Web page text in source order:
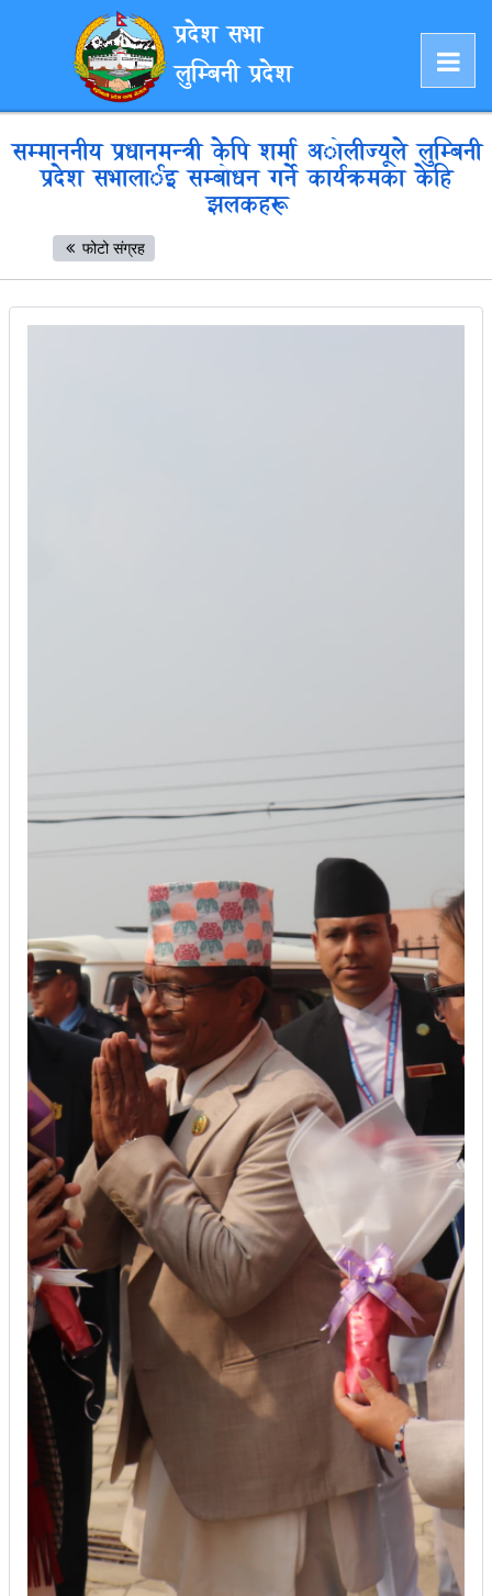
प्रदेश सभा
लुम्बिनी प्रदेश
सम्माननीय प्रधानमन्त्री केपि शर्मा अोलीज्यूले लुम्बिनी
प्रदेश सभालार्इ सम्बोधन गर्ने कार्यक्रमका केहि
झलकहरू
फोटो संग्रह